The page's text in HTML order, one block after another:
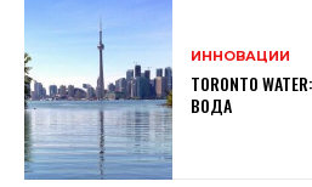
ИННОВАЦИИ
TORONTO
ВОДА